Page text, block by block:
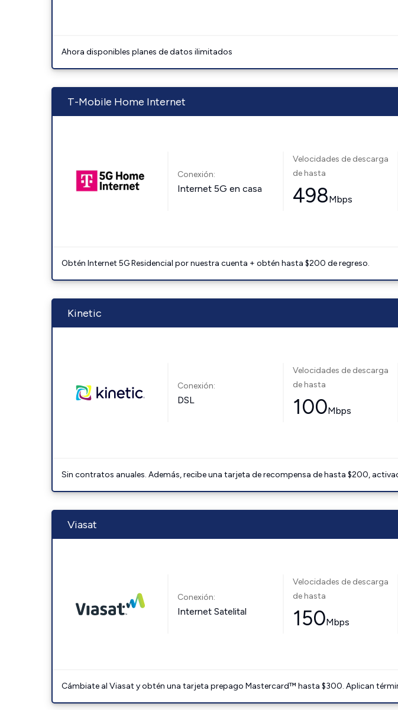
Ahora disponibles planes de datos ilimitados
T-Mobile Home Internet
Conexión:
Internet 5G en casa
Velocidades de descarga
de hasta
498Mbps
Obtén Internet 5G Residencial por nuestra cuenta + obtén hasta $200 de regreso.
Kinetic
Conexión:
DSL
Velocidades de descarga
de hasta
100Mbps
Sin contratos anuales. Además, recibe una tarjeta de recompensa de hasta $200,
Viasat
Conexión:
Internet Satelital
Velocidades de descarga
de hasta
150Mbps
Cámbiate al Viasat y obtén una tarjeta prepago Mastercard™ hasta $300. Aplican